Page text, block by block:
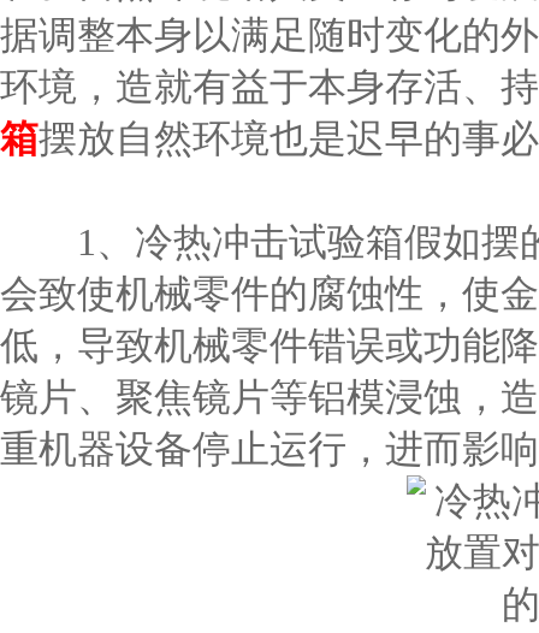
据调整本身以满足随时变化的
环境，造就有益于本身存活、
箱摆放自然环境也是迟早的事
1、冷热冲击试验箱假如摆
会致使机械零件的腐蚀性，使
低，导致机械零件错误或功能
镜片、聚焦镜片等铝模浸蚀，
重机器设备停止运行，进而影